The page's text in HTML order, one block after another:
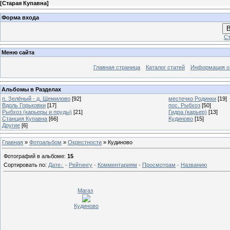
[Старая Купавна]
Форма входа
Меню сайта
Главная страница Каталог статей Информация о
Альбомы в Разделах
п. Зелёный - д. Щемилово [92] местечко Родинки [19]
Вдоль Горьковки [17] пос. Рыбхоз [50]
Рыбхоз (карьеры и пруды) [21] Гидра (карьер) [13]
Станция Купавна [66] Кудиново [15]
Другие [6]
Главная » Фотоальбом » Окрестности » Кудиново
Фотографий в альбоме: 15
Сортировать по: Дате · Рейтингу · Комментариям · Просмотрам · Названию
Магаз
Кудиново